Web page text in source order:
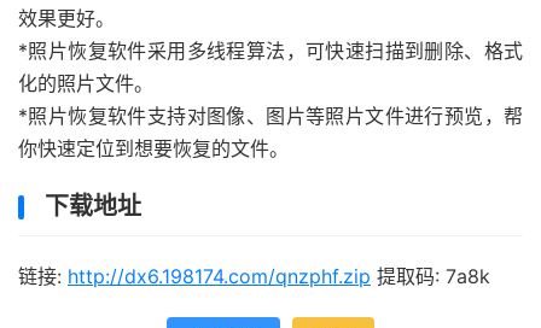
效果更好。
*照片恢复软件采用多线程算法，可快速扫描到删除、格式
化的照片文件。
*照片恢复软件支持对图像、图片等照片文件进行预览，帮
你快速定位到想要恢复的文件。
下载地址
链接: http://dx6.198174.com/qnzphf.zip 提取码: 7a8k